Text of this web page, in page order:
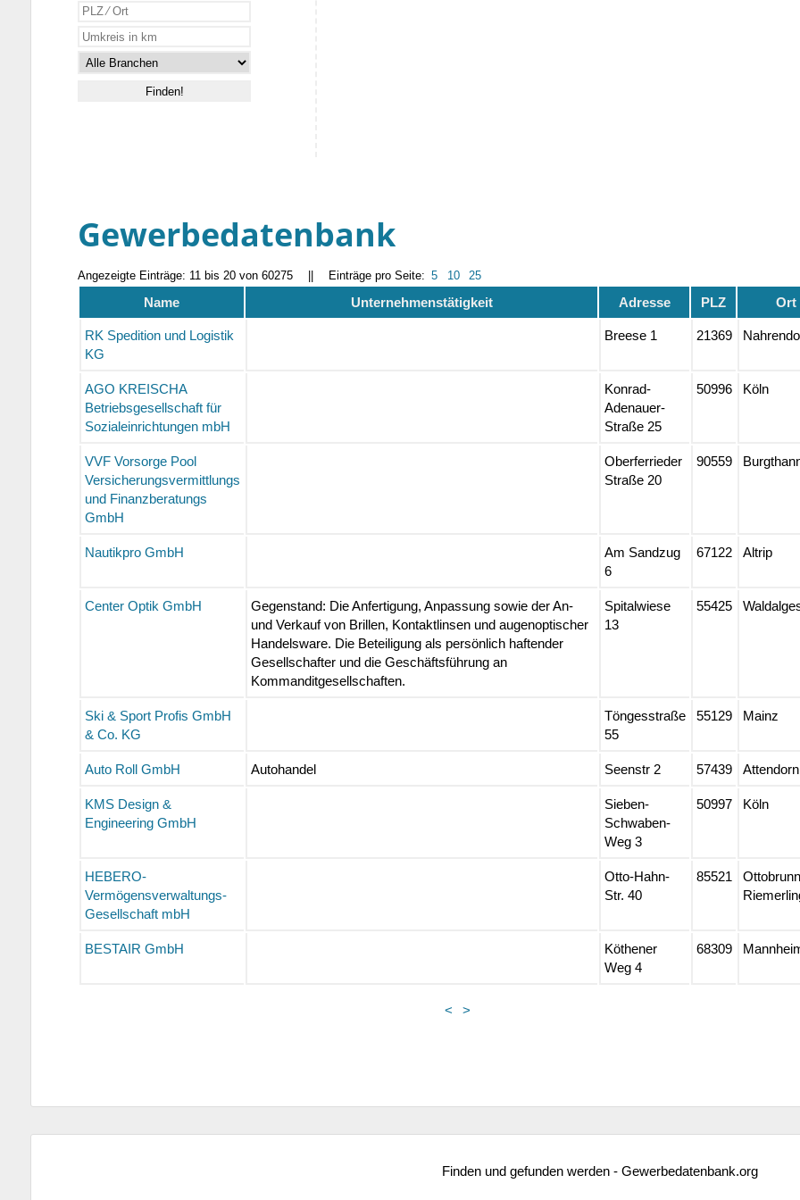
Gewerbedatenbank
Angezeigte Einträge: 11 bis 20 von 60275 Einträge pro Seite: 5 10 25
Name Unternehmenstätigkeit Adresse PLZ Ort
RK Spedition und Logistik
KG
Breese 1 21369
AGO KREISCHA
Betriebsgesellschaft für
Sozialeinrichtungen mbH
Konrad-
Adenauer-
Straße 25
50996 Köln
VVF Vorsorge Pool
Versicherungsvermittlungs
und Finanzberatungs
GmbH
Oberferrieder
Straße 20
90559
Nautikpro GmbH
Am Sandzug
6
67122 Altrip
Center Optik GmbH
Gegenstand: Die Anfertigung, Anpassung sowie der An-
und Verkauf von Brillen, Kontaktlinsen und augenoptischer
Handelsware. Die Beteiligung als persönlich haftender
Gesellschafter und die Geschäftsführung an
Kommanditgesellschaften.
Spitalwiese
13
55425
Ski & Sport Profis GmbH
& Co. KG
Töngesstraße
55
55129 Mainz
Auto Roll GmbH Autohandel Seenstr 2 57439 Attendorn
KMS Design &
Engineering GmbH
Sieben-
Schwaben-
Weg 3
50997 Köln
HEBERO-
Vermögensverwaltungs-
Gesellschaft mbH
Otto-Hahn-
Str. 40
85521
BESTAIR GmbH
Köthener
Weg 4
68309
< >
Finden und gefunden werden - Gewerbedatenbank.org